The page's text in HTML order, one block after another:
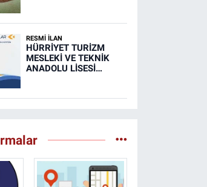
RESMİ İLAN
HÜRRİYET TURİZM
MESLEKİ VE TEKNİK
ANADOLU LİSESİ
YEMEKHANELERİNİN